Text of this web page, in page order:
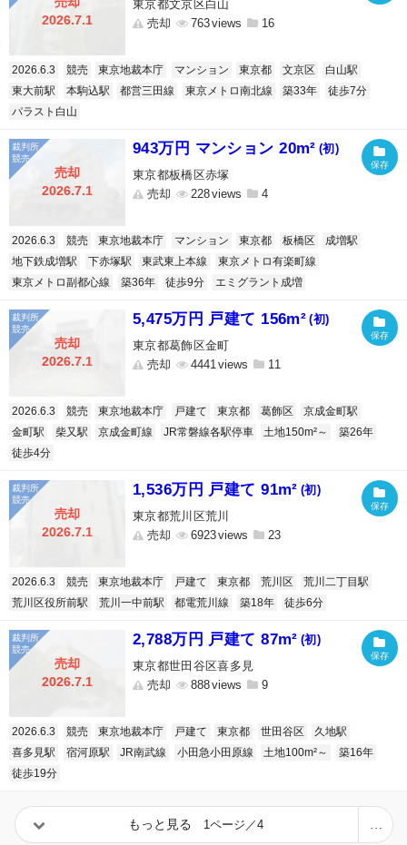
2026.7.1
東京都文京区白山
売却
763 16
2026.6.3 競売 東京地裁本庁 マンション 東京都 文京区
白山駅
東大前駅
本駒込駅 都営三田線 東京メトロ南北線 築33年
徒歩7分
パラスト白山
売却
2026.7.1
943万円 マンション 20m² (初)
東京都板橋区赤塚
売却
228 4
2026.6.3 競売 東京地裁本庁 マンション 東京都 板橋区
成増駅
地下鉄成増駅
下赤塚駅 東武東上本線
東京メトロ有楽町線
東京メトロ副都心線
築36年 徒歩9分 エミグラント成増
売却
2026.7.1
5,475万円 戸建て 156m² (初)
東京都葛飾区金町
売却
4441 11
2026.6.3 競売 東京地裁本庁 戸建て 東京都 葛飾区
京成金町駅
金町駅
柴又駅 京成金町線 JR常磐線各駅停車 土地150m²～
築26年
徒歩4分
売却
2026.7.1
1,536万円 戸建て 91m² (初)
東京都荒川区荒川
売却
6923 23
2026.6.3 競売 東京地裁本庁 戸建て 東京都 荒川区
荒川二丁目駅
荒川区役所前駅
荒川一中前駅 都電荒川線 築18年 徒歩6分
売却
2026.7.1
2,788万円 戸建て 87m² (初)
東京都世田谷区喜多見
売却
888 9
2026.6.3 競売 東京地裁本庁 戸建て 東京都 世田谷区
久地駅
喜多見駅
宿河原駅 JR南武線 小田急小田原線 土地100m²～
築16年
徒歩19分
もっと見る 1ページ／4